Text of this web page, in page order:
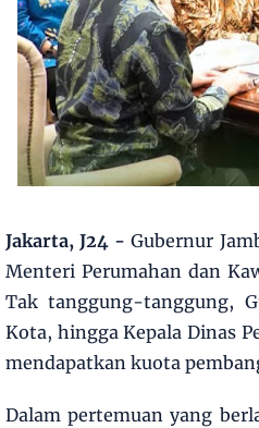
Jakarta, J24 -Gubernur
Menteri Perumahan dan
Tak tanggung-tanggung,
Kota, hingga Kepala Dinas
mendapatkan kuota
Dalam pertemuan yang